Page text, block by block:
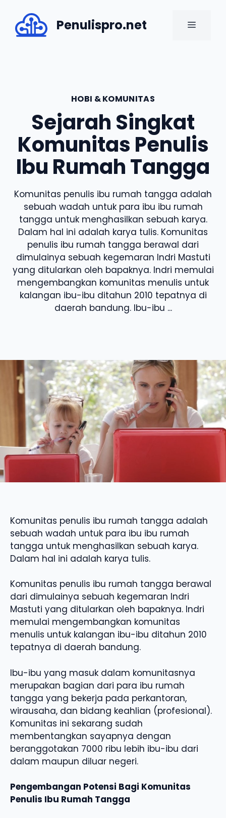
content
Penulispro.net MENU
HOBI & KOMUNITAS
Sejarah Singkat
Komunitas Penulis
Ibu Rumah Tangga
Komunitas penulis ibu rumah tangga adalah
sebuah wadah untuk para ibu ibu rumah
tangga untuk menghasilkan sebuah karya.
Dalam hal ini adalah karya tulis. Komunitas
penulis ibu rumah tangga berawal dari
dimulainya sebuah kegemaran Indri Mastuti
yang ditularkan oleh bapaknya. Indri memulai
mengembangkan komunitas menulis untuk
kalangan ibu-ibu ditahun 2010 tepatnya di
daerah bandung. Ibu-ibu ...
Komunitas penulis ibu rumah tangga adalah
sebuah wadah untuk para ibu ibu rumah
tangga untuk menghasilkan sebuah karya.
Dalam hal ini adalah karya tulis.
Komunitas penulis ibu rumah tangga berawal
dari dimulainya sebuah kegemaran Indri
Mastuti yang ditularkan oleh bapaknya. Indri
memulai mengembangkan komunitas
menulis untuk kalangan ibu-ibu ditahun 2010
tepatnya di daerah bandung.
Ibu-ibu yang masuk dalam komunitasnya
merupakan bagian dari para ibu rumah
tangga yang bekerja pada perkantoran,
wirausaha, dan bidang keahlian (profesional).
Komunitas ini sekarang sudah
membentangkan sayapnya dengan
beranggotakan 7000 ribu lebih ibu-ibu dari
dalam maupun diluar negeri.
Pengembangan Potensi Bagi Komunitas
Penulis Ibu Rumah Tangga